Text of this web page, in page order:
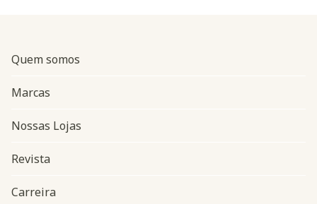
Quem somos
Marcas
Nossas Lojas
Revista
Carreira